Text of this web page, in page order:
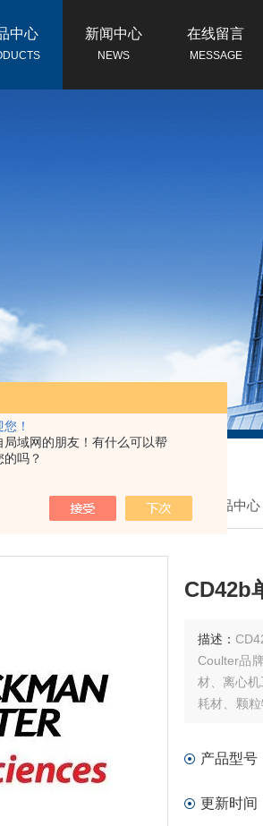
！
局域网的朋友！有什么可以帮
的吗？
中心 新闻中心
NEWS
在线留言
MESSAGE
我的位置：首页 产品中心
CD42b
描述： CD42b单克隆抗
Coulter品
材、离心
耗材、颗
产品型号
更新时间